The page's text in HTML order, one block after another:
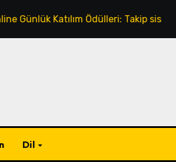
Ödülleri: Takip sistemleri, Takvim
Dil